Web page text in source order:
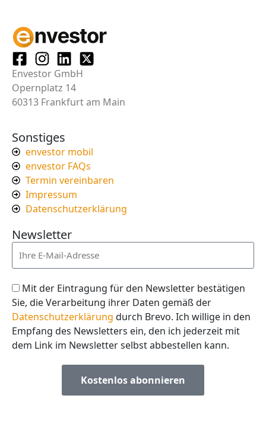
Envestor GmbH
Opernplatz 14
60313 Frankfurt am Main
Sonstiges
envestor mobil
envestor FAQs
Termin vereinbaren
Impressum
Datenschutzerklärung
Newsletter
Mit der Eintragung für den Newsletter bestätigen
Sie, die Verarbeitung ihrer Daten gemäß der
Datenschutzerklärung durch Brevo. Ich willige in den
Empfang des Newsletters ein, den ich jederzeit mit
dem Link im Newsletter selbst abbestellen kann.
Kostenlos abonnieren